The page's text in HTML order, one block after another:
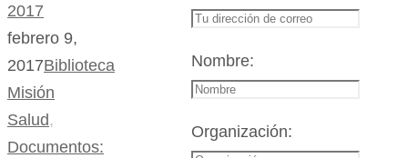
2017
febrero 9,
2017Biblioteca
Misión
Salud ,
Documentos:
Nombre:
Organización: